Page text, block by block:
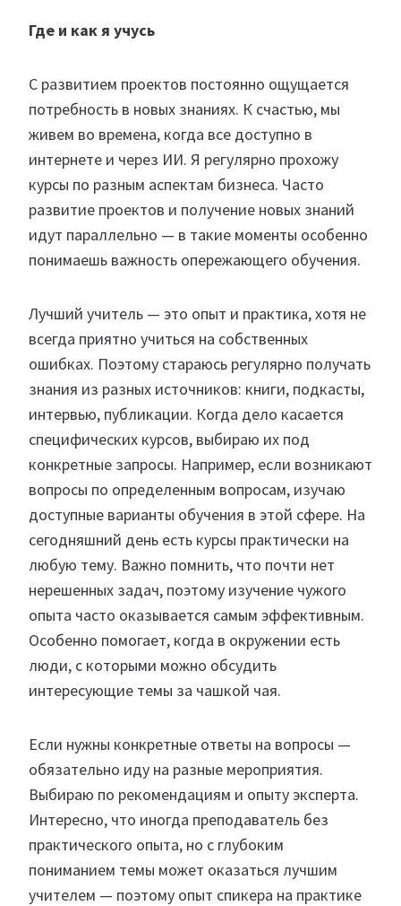
Где и как я учусь
С развитием проектов постоянно ощущается
потребность в новых знаниях. К счастью, мы
живем во времена, когда все доступно в
интернете и через ИИ. Я регулярно прохожу
курсы по разным аспектам бизнеса. Часто
развитие проектов и получение новых знаний
идут параллельно — в такие моменты особенно
понимаешь важность опережающего обучения.
Лучший учитель — это опыт и практика, хотя не
всегда приятно учиться на собственных
ошибках. Поэтому стараюсь регулярно получать
знания из разных источников: книги, подкасты,
интервью, публикации. Когда дело касается
специфических курсов, выбираю их под
конкретные запросы. Например, если возникают
вопросы по определенным вопросам, изучаю
доступные варианты обучения в этой сфере. На
сегодняшний день есть курсы практически на
любую тему. Важно помнить, что почти нет
нерешенных задач, поэтому изучение чужого
опыта часто оказывается самым эффективным.
Особенно помогает, когда в окружении есть
люди, с которыми можно обсудить
интересующие темы за чашкой чая.
Если нужны конкретные ответы на вопросы —
обязательно иду на разные мероприятия.
Выбираю по рекомендациям и опыту эксперта.
Интересно, что иногда преподаватель без
практического опыта, но с глубоким
пониманием темы может оказаться лучшим
учителем — поэтому опыт спикера на практике